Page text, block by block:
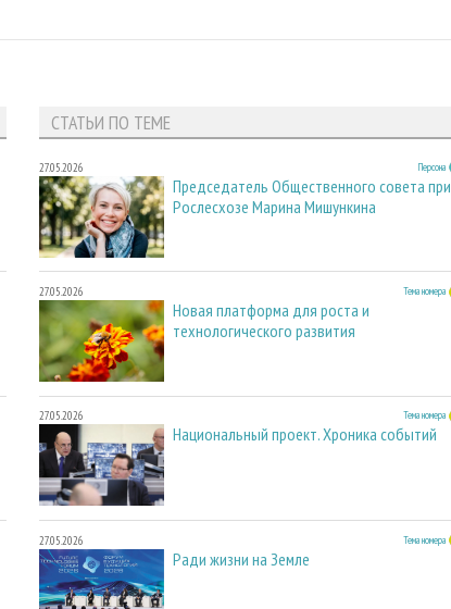
СТАТЬИ ПО ТЕМЕ
27.05.2026 Персона
Председатель Общественного совета при
Рослесхозе Марина Мишункина
27.05.2026 Тема номера
Новая платформа для роста и
технологического развития
27.05.2026 Тема номера
Национальный проект. Хроника событий
27.05.2026 Тема номера
Ради жизни на Земле